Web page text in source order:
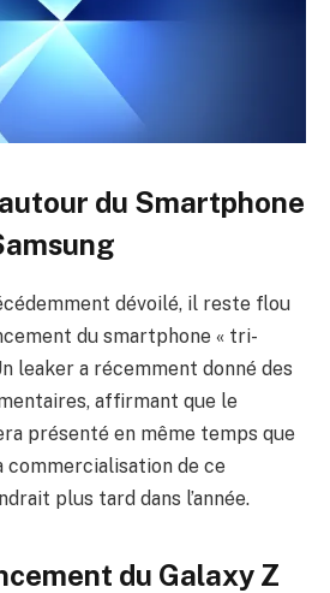
du Smartphone
dévoilé, il reste flou
du smartphone « tri-
leaker a récemment donné des
affirmant que le
présenté en même temps que
commercialisation de ce
plus tard dans l’année.
du Galaxy Z